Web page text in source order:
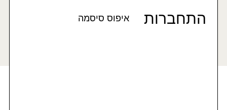
התחברות איפוס סיסמה